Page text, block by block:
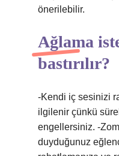
önerilebilir.
Ağlama
bastırılır?
-Kendi iç sesinizi
ilgilenir çünkü
engellersiniz. -
duyduğunuz